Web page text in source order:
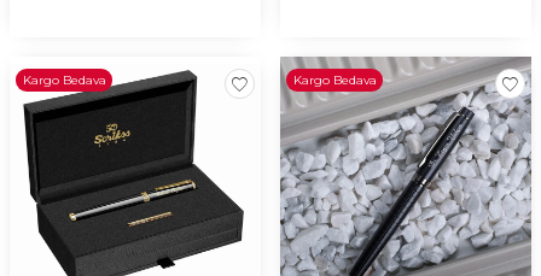
Kargo Bedava Kargo Bedava